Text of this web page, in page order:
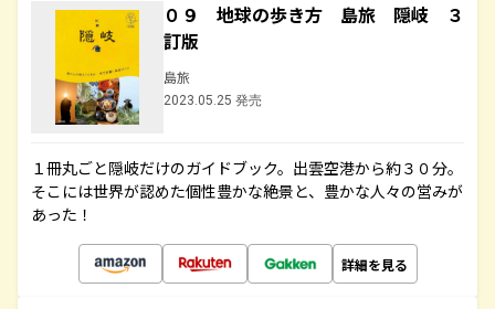
０９ 地球の歩き方 島旅 隠岐 ３
訂版
島旅
2023.05.25 発売
１冊丸ごと隠岐だけのガイドブック。出雲空港から約３０分。
そこには世界が認めた個性豊かな絶景と、豊かな人々の営みが
あった！
詳細を見る